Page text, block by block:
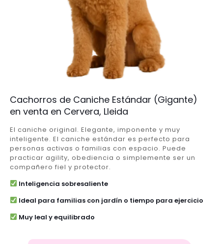
Cachorros de Caniche Estándar (Gigante)
en venta en Cervera, Lleida
El caniche original. Elegante, imponente y muy
inteligente. El caniche estándar es perfecto para
personas activas o familias con espacio. Puede
practicar agility, obediencia o simplemente ser un
compañero fiel y protector.
Inteligencia sobresaliente
Ideal para familias con jardín o tiempo para ejercicio
Muy leal y equilibrado